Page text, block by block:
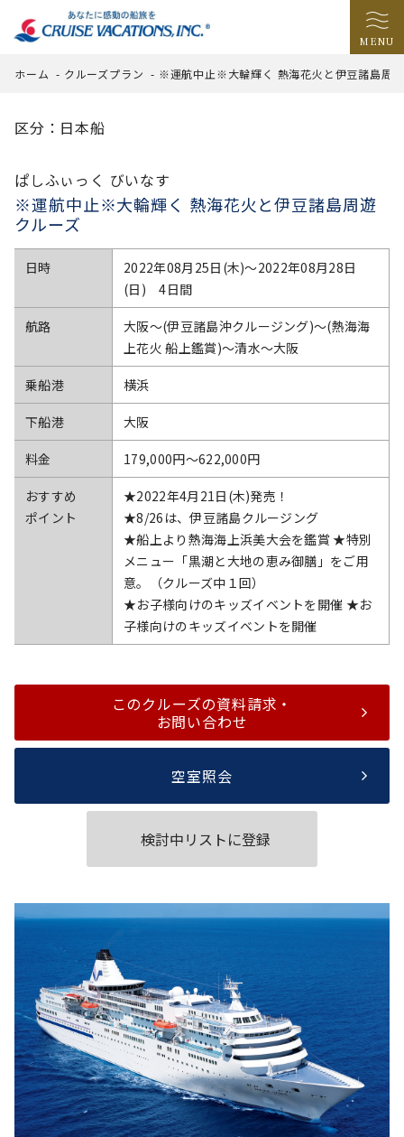
MENU
ホーム - クルーズプラン - ※運航中止※大輪輝く 熱海花火と伊豆諸島周
区分：日本船
ぱしふぃっく びいなす
※運航中止※大輪輝く 熱海花火と伊豆諸島周遊
クルーズ
日時
2022年08月25日(木)〜2022年08月28日
(日) 4日間
航路
大阪～(伊豆諸島沖クルージング)～(熱海海
上花火 船上鑑賞)～清水～大阪
乗船港 横浜
下船港 大阪
料金 179,000円〜622,000円
おすすめ
ポイント
★2022年4月21日(木)発売！
★8/26は、伊豆諸島クルージング
★船上より熱海海上浜美大会を鑑賞 ★特別
メニュー「黒潮と大地の恵み御膳」をご用
意。（クルーズ中１回）
★お子様向けのキッズイベントを開催 ★お
子様向けのキッズイベントを開催
このクルーズの資料請求・
お問い合わせ
空室照会
検討中リストに登録